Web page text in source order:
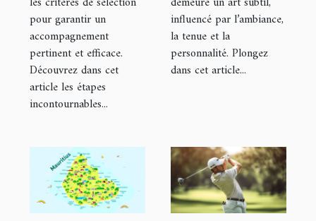
pour garantir un
accompagnement
pertinent et efficace.
Découvrez dans cet
article les étapes
incontournables...
influencé par l’ambiance,
la tenue et la
personnalité. Plongez
dans cet article...